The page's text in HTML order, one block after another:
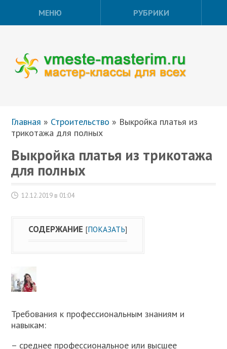
МЕНЮ РУБРИКИ
Главная » Строительство » Выкройка платья из
трикотажа для полных
Выкройка платья из трикотажа
для полных
12.12.2019 в 01:04
СОДЕРЖАНИЕ [ПОКАЗАТЬ]
Требования к профессиональным знаниям и
навыкам:
– среднее профессиональное или высшее